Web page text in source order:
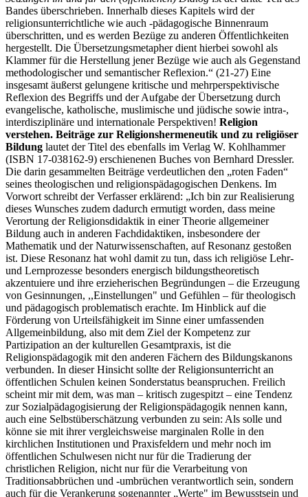
Bandes überschrieben. Innerhalb dieses Kapitels wird der
religionsunterrichtliche wie auch -pädagogische Binnenraum
überschritten, und es werden Bezüge zu anderen Öffentlichkeiten
hergestellt. Die Übersetzungsmetapher dient hierbei sowohl als
Klammer für die Herstellung jener Bezüge wie auch als Gegenstand
methodologischer und semantischer Reflexion.“ (21-27) Eine
insgesamt äußerst gelungene kritische und mehrperspektivische
Reflexion des Begriffs und der Aufgabe der Übersetzung durch
evangelische, katholische, muslimische und jüdische sowie intra-,
interdisziplinäre und internationale Perspektiven! Religion
verstehen. Beiträge zur Religionshermeneutik und zu religiöser
Bildung lautet der Titel des ebenfalls im Verlag W. Kohlhammer
(ISBN 17-038162-9) erschienenen Buches von Bernhard Dressler.
Die darin gesammelten Beiträge verdeutlichen den „roten Faden“
seines theologischen und religionspädagogischen Denkens. Im
Vorwort schreibt der Verfasser erklärend: „Ich bin zur Realisierung
dieses Wunsches zudem dadurch ermutigt worden, dass meine
Verortung der Religionsdidaktik in einer Theorie allgemeiner
Bildung auch in anderen Fachdidaktiken, insbesondere der
Mathematik und der Naturwissenschaften, auf Resonanz gestoßen
ist. Diese Resonanz hat wohl damit zu tun, dass ich religiöse Lehr-
und Lernprozesse besonders energisch bildungstheoretisch
akzentuiere und ihre erzieherischen Begründungen – die Erzeugung
von Gesinnungen, ,,Einstellungen" und Gefühlen – für theologisch
und pädagogisch problematisch erachte. Im Hinblick auf die
Förderung von Urteilsfähigkeit im Sinne einer umfassenden
Allgemeinbildung, also mit dem Ziel der Kompetenz zur
Partizipation an der kulturellen Gesamtpraxis, ist die
Religionspädagogik mit den anderen Fächern des Bildungskanons
verbunden. In dieser Hinsicht sollte der Religionsunterricht an
öffentlichen Schulen keinen Sonderstatus beanspruchen. Freilich
scheint mir mit dem, was man – kritisch zugespitzt – eine Tendenz
zur Sozialpädagogisierung der Religionspädagogik nennen kann,
auch eine Selbstüberschätzung verbunden zu sein: Als solle und
könne sie mit ihrer vergleichsweise marginalen Rolle in den
kirchlichen Institutionen und Praxisfeldern und mehr noch im
öffentlichen Schulwesen nicht nur für die Tradierung der
christlichen Religion, nicht nur für die Verarbeitung von
Traditionsabbrüchen und -umbrüchen verantwortlich sein, sondern
auch für die Verankerung sogenannter „Werte" im Bewusstsein und